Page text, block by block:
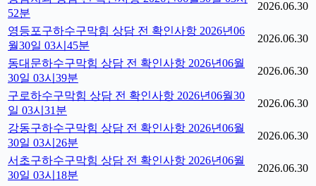
52분
2026.06.30
영등포구하수구막힘 상담 전 확인사항 2026년06
월30일 03시45분
2026.06.30
동대문하수구막힘 상담 전 확인사항 2026년06월
30일 03시39분
2026.06.30
구로하수구막힘 상담 전 확인사항 2026년06월30
일 03시31분
2026.06.30
강동구하수구막힘 상담 전 확인사항 2026년06월
30일 03시26분
2026.06.30
서초구하수구막힘 상담 전 확인사항 2026년06월
30일 03시18분
2026.06.30